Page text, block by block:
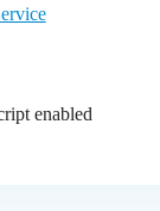
enabled